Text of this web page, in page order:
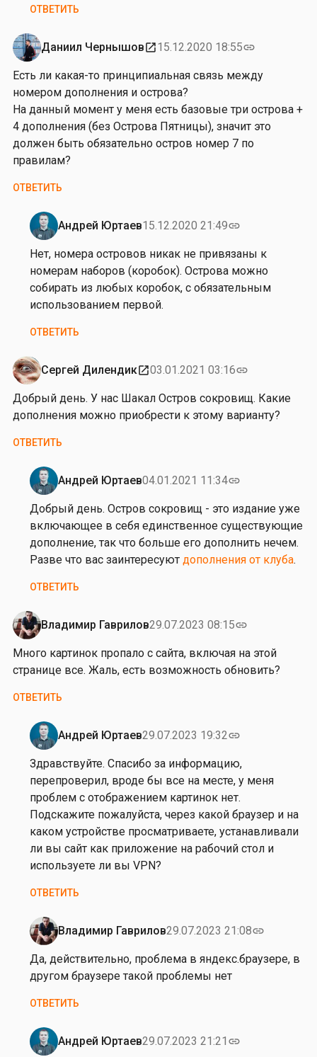
о
е
к
у
…
от
Валентин
м
н
Б
о
р
и
с
о
в
ОТВЕТИТЬ
Даниил Чернышовopen_in_new15.12.2020 18:55link
Есть ли какая-то принципиальная связь между
номером дополнения и острова?
На данный момент у меня есть базовые три острова +
4 дополнения (без Острова Пятницы), значит это
должен быть обязательно остров номер 7 по
правилам?
ОТВЕТИТЬ
Андрей Юртаев15.12.2020 21:49link
Ответ
на
от
Д
а
и
л
Ч
е
р
н
ш
о
в
Нет, номера островов никак не привязаны к
номерам наборов (коробок). Острова можно
собирать из любых коробок, с обязательным
использованием первой.
ОТВЕТИТЬ
Сергей Дилендикopen_in_new03.01.2021 03:16link
Добрый день. У нас Шакал Остров сокровищ. Какие
дополнения можно приобрести к этому варианту?
ОТВЕТИТЬ
Андрей Юртаев04.01.2021 11:34link
Ответ
на
от
С
е
г
й
Д
и
л
е
д
и
к
Добрый день. Остров сокровищ - это издание уже
включающее в себя единственное существующие
дополнение, так что больше его дополнить нечем.
Разве что вас заинтересуют дополнения от клуба.
ОТВЕТИТЬ
Владимир Гаврилов29.07.2023 08:15link
Много картинок пропало с сайта, включая на этой
странице все. Жаль, есть возможность обновить?
ОТВЕТИТЬ
Андрей Юртаев29.07.2023 19:32link
Ответ
на
М
н
о
г
о
к
р
и
н
о
к
п
о
п
Здравствуйте. Спасибо за информацию,
перепроверил, вроде бы все на месте, у меня
проблем с отображением картинок нет.
Подскажите пожалуйста, через какой браузер и на
каком устройстве просматриваете, устанавливали
ли вы сайт как приложение на рабочий стол и
используете ли вы VPN?
ОТВЕТИТЬ
Владимир Гаврилов29.07.2023 21:08link
Ответ
на
З
р
в
Да, действительно, проблема в яндекс.браузере, в
другом браузере такой проблемы нет
ОТВЕТИТЬ
Андрей Юртаев29.07.2023 21:21 link
Ответ